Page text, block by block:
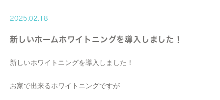
2025.02.18
新しいホームホワイトニングを導入しました！
新しいホワイトニングを導入しました！
お家で出来るホワイトニングですが